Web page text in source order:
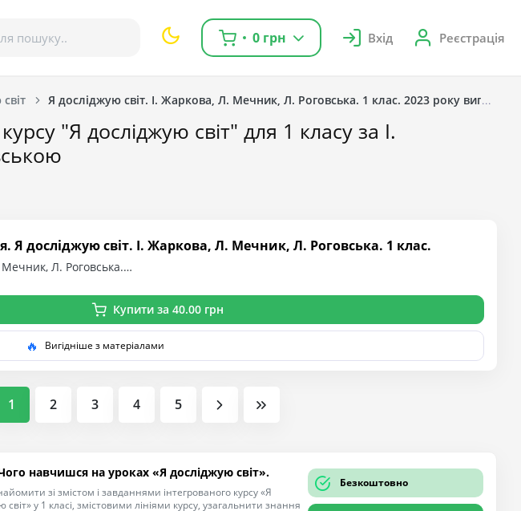
0 грн Вхід Реєстрація
Я досліджую світ. І. Жаркова, Л. Мечник, Л. Роговська. 1 клас. 2023 року випуску
"Я досліджую світ" для 1 класу за І.
Я досліджую світ. І. Жаркова, Л. Мечник, Л. Роговська. 1 клас.
Мечник, Л. Роговська.…
Купити за 40.00 грн
🔥 Вигідніше з матеріалами
1 2 3 4 5
навчишся на уроках «Я досліджую світ».
зі змістом і завданнями інтегрованого курсу «Я
світ» у 1 класі, змістовими лініями курсу, узагальнити знання
Безкоштовно